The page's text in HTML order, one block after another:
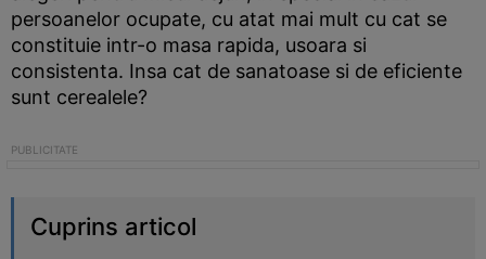
persoanelor ocupate, cu atat mai mult cu cat se
constituie intr-o masa rapida, usoara si
consistenta. Insa cat de sanatoase si de eficiente
sunt cerealele?
Cuprins articol